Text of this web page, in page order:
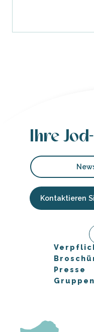
Ihre
Kontaktieren
Presse
Gruppen